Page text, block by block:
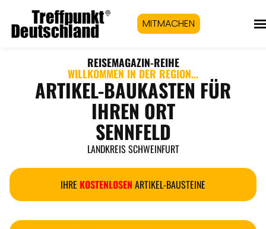
MITMACHEN
REISEMAGAZIN-REIHE
WILLKOMMEN IN DER REGION...
ARTIKEL-BAUKASTEN FÜR
IHREN ORT
SENNFELD
LANDKREIS SCHWEINFURT
IHRE KOSTENLOSEN ARTIKEL-BAUSTEINE